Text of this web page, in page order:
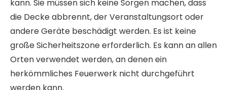
kann. Sie müssen sich keine Sorgen machen, dass
die Decke abbrennt, der Veranstaltungsort oder
andere Geräte beschädigt werden. Es ist keine
große Sicherheitszone erforderlich. Es kann an allen
Orten verwendet werden, an denen ein
herkömmliches Feuerwerk nicht durchgeführt
werden kann.